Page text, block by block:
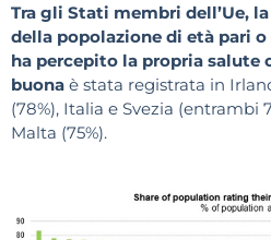
Tra gli Stati membri dell’Ue,
della popolazione di età pari o
ha percepito la propria salute
buona è stata registrata in
(78%), Italia e Svezia (entrambi
Malta (75%).